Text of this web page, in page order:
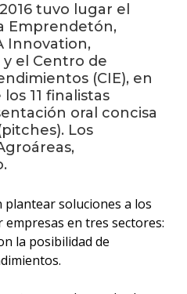
tuvo lugar el
Emprendetón,
Innovation,
el Centro de
(CIE), en
11 finalistas
oral concisa
Los
soluciones a los
en tres sectores:
la posibilidad de